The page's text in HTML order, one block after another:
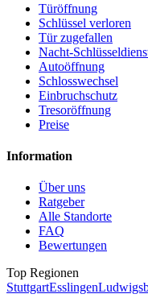
Türöffnung
Schlüssel verloren
Tür zugefallen
Nacht-
Autoöffnung
Schlosswechsel
Einbruchschutz
Tresoröffnung
Preise
Information
Über uns
Ratgeber
Alle Standorte
FAQ
Bewertungen
Top Regionen
StuttgartEsslingen